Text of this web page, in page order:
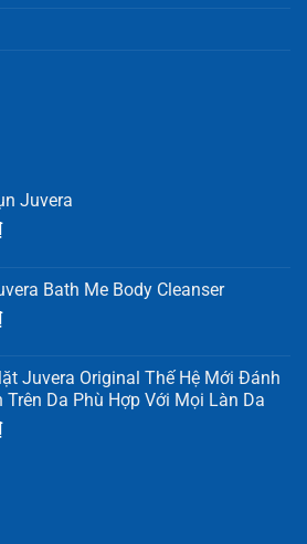
Juvera
Bath Me Body Cleanser
Juvera Original Thế Hệ Mới Đánh
Trên Da Phù Hợp Với Mọi Làn Da